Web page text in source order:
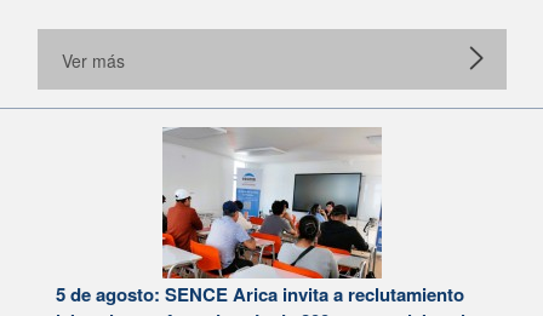
Ver más
5 de agosto: SENCE Arica invita a reclutamiento